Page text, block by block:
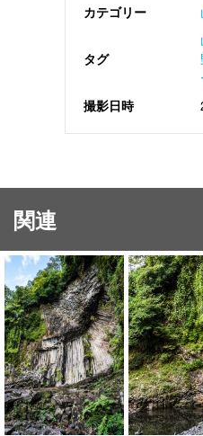
カテゴリー
タグ
撮影日時
関連